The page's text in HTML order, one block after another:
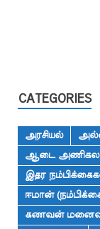
CATEGORIES
அரசியல்
ஆடை
இதர
ஈமான்
கணவன்